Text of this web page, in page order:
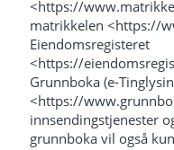
<https://
matrikkelen <https://
Eiendomsregisteret
<https://
Grunnboka (e-
<https://
innsendingstjenester
grunnboka vil også